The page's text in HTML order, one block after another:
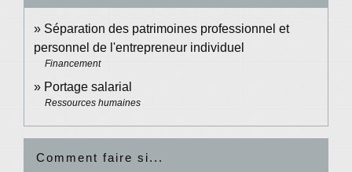
Séparation des patrimoines professionnel et
personnel de l'entrepreneur individuel
Financement
Portage salarial
Ressources humaines
Comment faire si...